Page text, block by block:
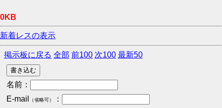
0KB
新着レスの表示
掲示板に戻る 全部 前100 次100 最新50
名前：
E-mail
（省略可） ：